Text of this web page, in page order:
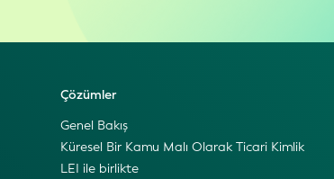
Çözümler
Genel Bakış
Küresel Bir Kamu Malı Olarak Ticari Kimlik
LEI ile birlikte